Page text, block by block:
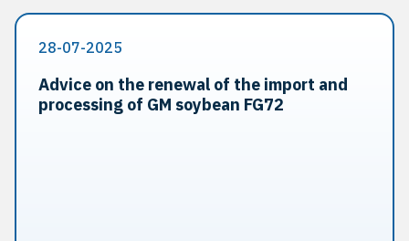
28-07-2025
Advice on the renewal of the import and
processing of GM soybean FG72